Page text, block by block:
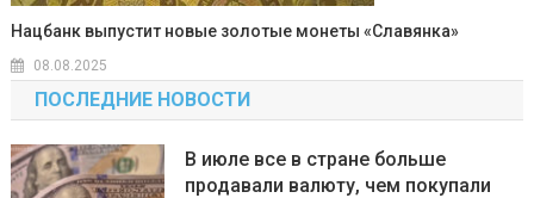
Нацбанк выпустит новые золотые монеты «Славянка»
08.08.2025
ПОСЛЕДНИЕ НОВОСТИ
В июле все в стране больше
продавали валюту, чем покупали